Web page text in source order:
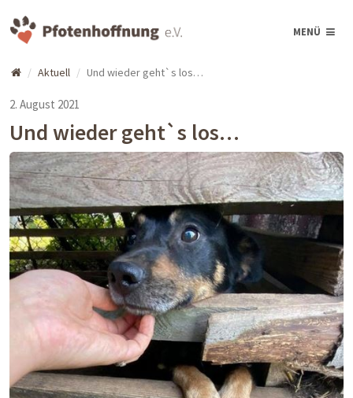
MENÜ
Aktuell Und wieder geht`s los…
2. August 2021
Und wieder geht`s los…